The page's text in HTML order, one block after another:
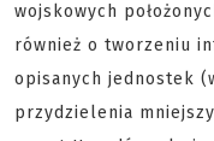
wojskowych
również o tworzeniu
opisanych jednostek
przydzielenia